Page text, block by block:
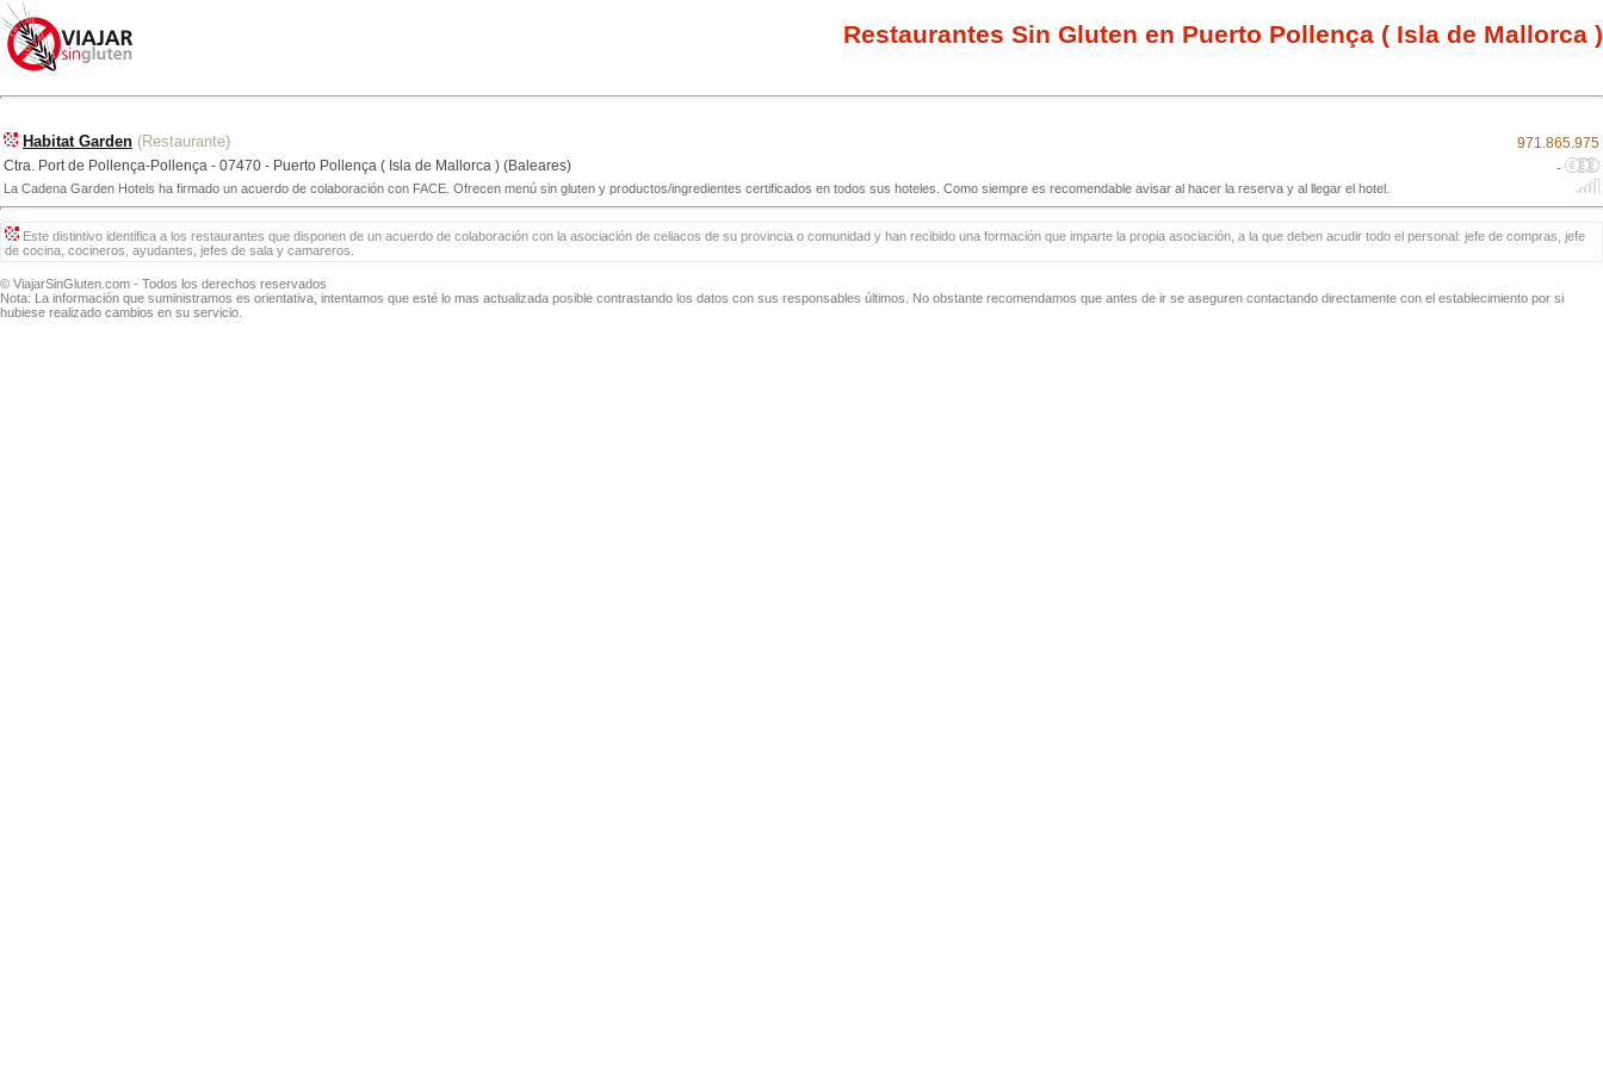
Restaurantes Sin Gluten en Puerto Pollença ( Isla de Mallorca )
Habitat Garden (Restaurante)
971.865.975
Ctra. Port de Pollença-Pollença - 07470 - Puerto Pollença ( Isla de Mallorca ) (Baleares)
-
La Cadena Garden Hotels ha firmado un acuerdo de colaboración con FACE. Ofrecen menú sin gluten y productos/ingredientes certificados en todos sus hoteles. Como siempre es recomendable avisar al hacer la reserva y al llegar el hotel.
Este distintivo identifica a los restaurantes que disponen de un acuerdo de colaboración con la asociación de celiacos de su provincia o comunidad y han recibido una formación que imparte la propia asociación, a la que deben acudir todo el personal: jefe de compras, jefe
de cocina, cocineros, ayudantes, jefes de sala y camareros.
© ViajarSinGluten.com - Todos los derechos reservados
Nota: La información que suministramos es orientativa, intentamos que esté lo mas actualizada posible contrastando los datos con sus responsables últimos. No obstante recomendamos que antes de ir se aseguren contactando directamente con el establecimiento por si
hubiese realizado cambios en su servicio.